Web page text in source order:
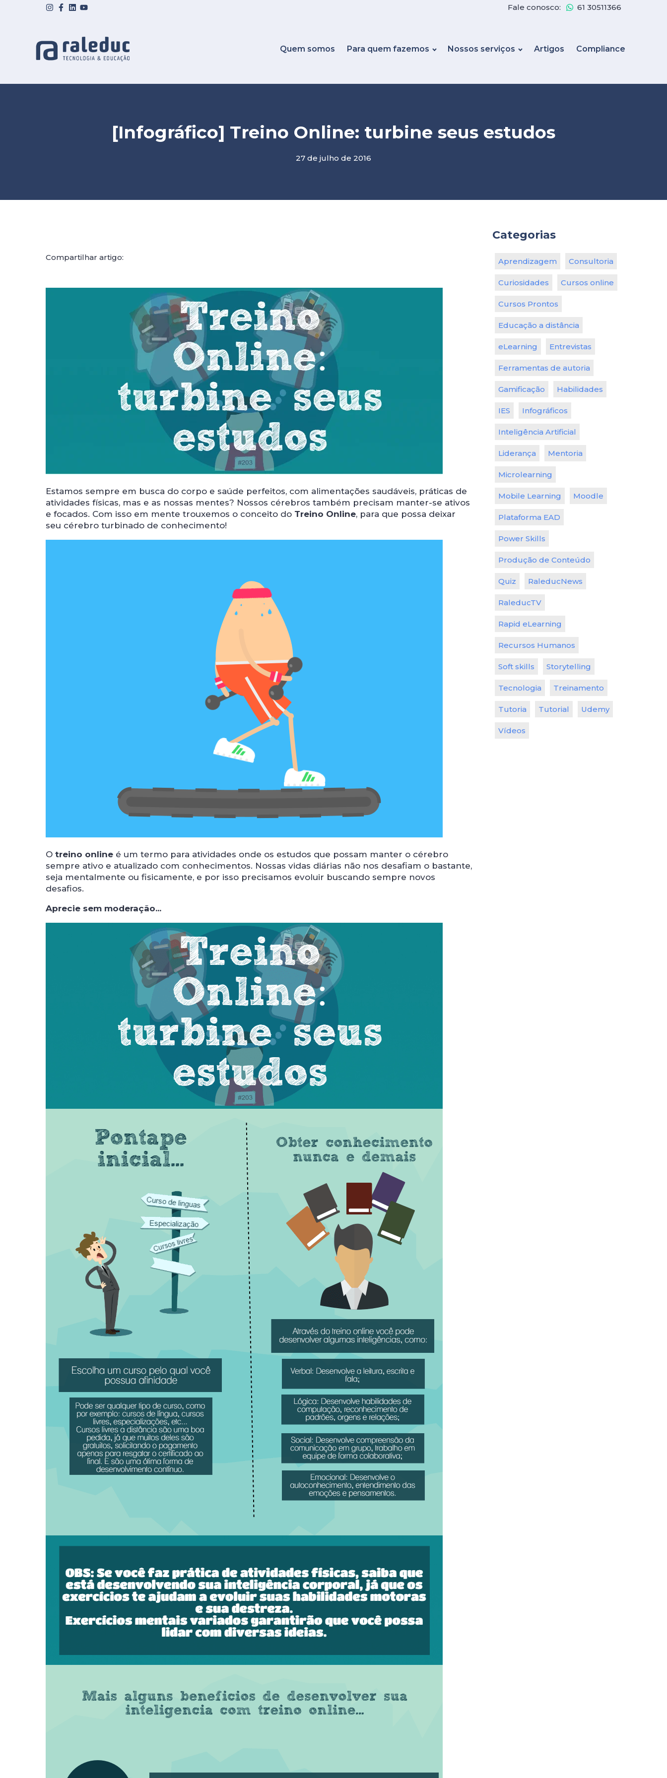
Fale conosco: 61 30511366
Quem somos Para quem fazemos Nossos serviços Artigos Compliance
[Infográfico] Treino Online: turbine seus estudos
27 de julho de 2016
Compartilhar artigo:
Estamos sempre em busca do corpo e saúde perfeitos, com alimentações saudáveis, práticas de
atividades físicas, mas e as nossas mentes? Nossos cérebros também precisam manter-se ativos
e focados. Com isso em mente trouxemos o conceito do Treino Online, para que possa deixar
seu cérebro turbinado de conhecimento!
O treino online é um termo para atividades onde os estudos que possam manter o cérebro
sempre ativo e atualizado com conhecimentos. Nossas vidas diárias não nos desafiam o bastante,
seja mentalmente ou fisicamente, e por isso precisamos evoluir buscando sempre novos
desafios.
Aprecie sem moderação...
Categorias
Aprendizagem Consultoria
Curiosidades Cursos online
Cursos Prontos
Educação a distância
eLearning Entrevistas
Ferramentas de autoria
Gamificação Habilidades
IES Infográficos
Inteligência Artificial
Liderança Mentoria
Microlearning
Mobile Learning Moodle
Plataforma EAD
Power Skills
Produção de Conteúdo
Quiz RaleducNews
RaleducTV
Rapid eLearning
Recursos Humanos
Soft skills Storytelling
Tecnologia Treinamento
Tutoria Tutorial Udemy
Vídeos